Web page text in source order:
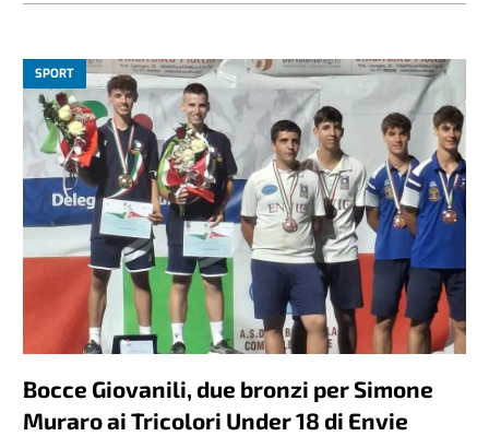
SPORT
Bocce Giovanili, due bronzi per Simone
Muraro ai Tricolori Under 18 di Envie